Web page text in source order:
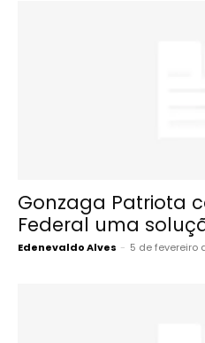
Gonzaga Patriota
Federal uma
Edenevaldo Alves - 5 de fevereiro